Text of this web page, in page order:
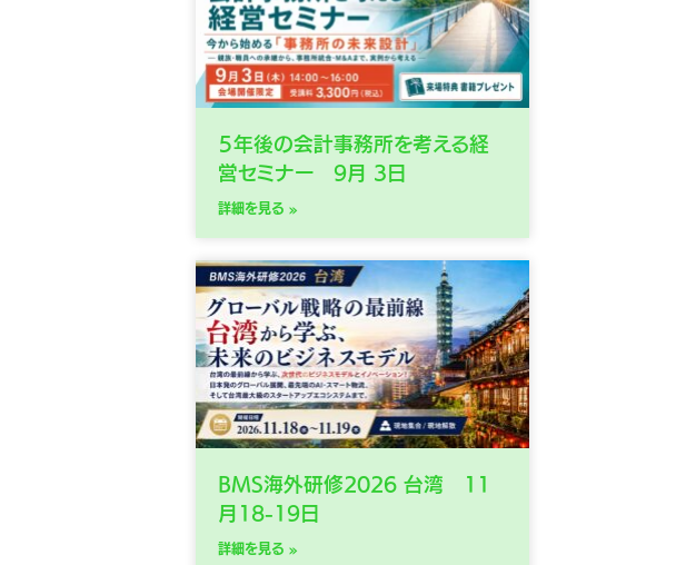
５年後の会計事務所を考える経
営セミナー 9月 3日
詳細を見る »
BMS海外研修2026 台湾 11
月18-19日
詳細を見る »